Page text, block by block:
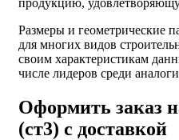
Размеры и геометрические
для многих видов
своим характеристикам
числе лидеров среди
Оформить заказ
(ст3) с доставкой